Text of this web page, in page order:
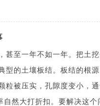
甚至一年不如一年。把土
的土壤板结。板结的根
粒被压实，孔隙度变小，
自然大打折扣。要解决这个